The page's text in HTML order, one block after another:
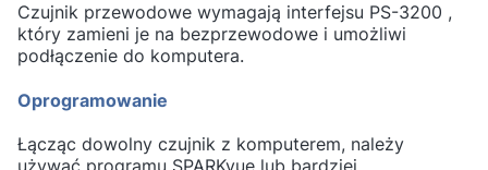
Czujnik przewodowe wymagają interfejsu PS-3200 ,
który zamieni je na bezprzewodowe i umożliwi
podłączenie do komputera.
Oprogramowanie
Łącząc dowolny czujnik z komputerem, należy
używać programu SPARKvue lub bardziej